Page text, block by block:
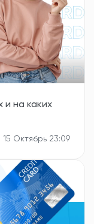
и на каких
15 Октябрь 23:09